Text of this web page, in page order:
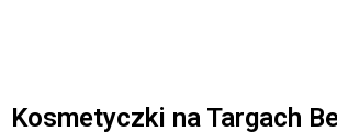
Kosmetyczki na Targach